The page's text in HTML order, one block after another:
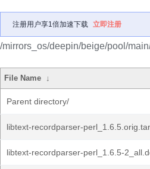
注册用户享1倍加速下载 立即注册
/mirrors_os/deepin/beige/pool/
File Name ↓
Parent directory/
libtext-recordparser-
libtext-recordparser-perl_1.6.5-